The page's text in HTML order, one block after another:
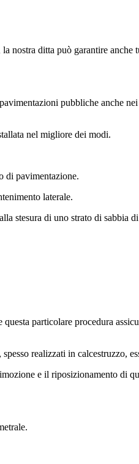
la nostra ditta può garantire
pubbliche anche
nel migliore dei modi.
di pavimentazione.
laterale.
stesura di uno strato di sabbia
particolare procedura
realizzati in calcestruzzo,
e il riposizionamento di